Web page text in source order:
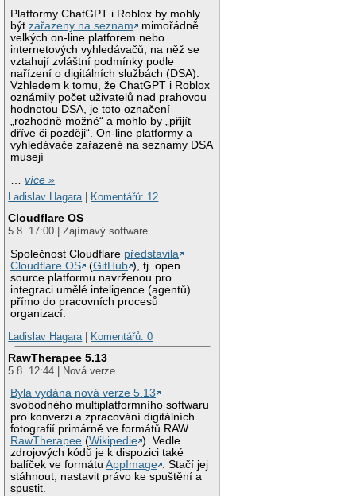
Platformy ChatGPT i Roblox by mohly
býtzařazeny na seznam
mimořádně
velkých on-line platforem nebo
internetových vyhledávačů, na něž se
vztahují zvláštní podmínky podle
nařízení o digitálních službách (DSA).
Vzhledem k tomu, že ChatGPT i Roblox
oznámily počet uživatelů nad prahovou
hodnotou DSA, je toto označení
„rozhodně možné“ a mohlo by „přijít
dříve či později“. On-line platformy a
vyhledávače zařazené na seznamy DSA
musejí
…více »
Ladislav Hagara| Komentářů: 12
Cloudflare OS
5.8. 17:00 | Zajímavý software
Společnost Cloudflare představila
Cloudflare OS
(GitHub ), tj. open
source platformu navrženou pro
integraci umělé inteligence (agentů)
přímo do pracovních procesů
organizací.
Ladislav Hagara| Komentářů: 0
RawTherapee 5.13
5.8. 12:44 | Nová verze
Byla vydána nová verze 5.13
svobodného multiplatformního softwaru
pro konverzi a zpracování digitálních
fotografií primárně ve formátů RAW
RawTherapee (Wikipedie ). Vedle
zdrojových kódů je k dispozici také
balíček ve formátuAppImage . Stačí jej
stáhnout, nastavit právo ke spuštění a
spustit.